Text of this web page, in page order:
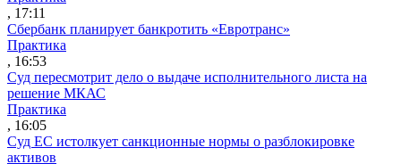
, 17:11
Сбербанк планирует банкротить «Евротранс»
Практика
, 16:53
Суд пересмотрит дело о выдаче исполнительного листа на
решение МКАС
Практика
, 16:05
Суд ЕС истолкует санкционные нормы о разблокировке
активов